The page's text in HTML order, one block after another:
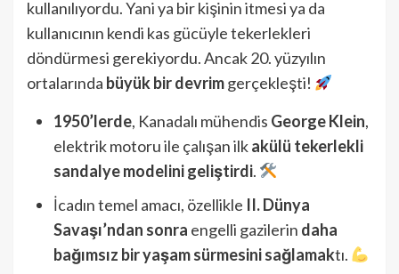
kullanılıyordu. Yani ya bir kişinin itmesi ya da
kullanıcının kendi kas gücüyle tekerlekleri
döndürmesi gerekiyordu. Ancak 20. yüzyılın
ortalarında büyük bir devrimgerçekleşti!
1950’lerde, Kanadalı mühendis George Klein,
elektrik motoru ile çalışan ilkakülü tekerlekli
sandalye modelini geliştirdi.
İcadın temel amacı, özellikle II. Dünya
Savaşı’ndan sonra engelli gazilerin daha
bağımsız bir yaşam sürmesini sağlamaktı.